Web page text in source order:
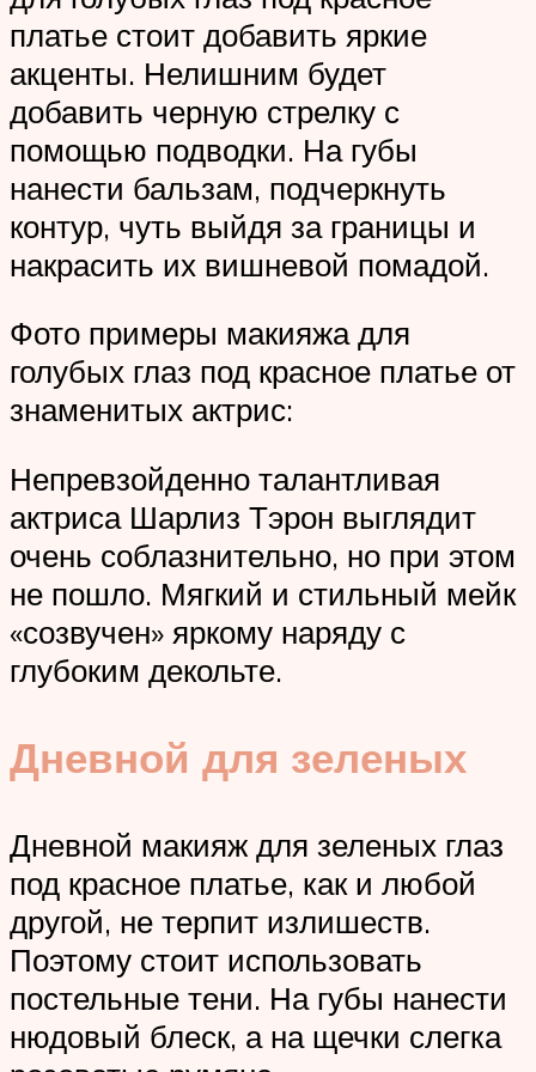
платье стоит добавить яркие
акценты. Нелишним будет
добавить черную стрелку с
помощью подводки. На губы
нанести бальзам, подчеркнуть
контур, чуть выйдя за границы и
накрасить их вишневой помадой.
Фото примеры макияжа для
голубых глаз под красное платье от
знаменитых актрис:
Непревзойденно талантливая
актриса Шарлиз Тэрон выглядит
очень соблазнительно, но при этом
не пошло. Мягкий и стильный мейк
«созвучен» яркому наряду с
глубоким декольте.
Дневной для зеленых
Дневной макияж для зеленых глаз
под красное платье, как и любой
другой, не терпит излишеств.
Поэтому стоит использовать
постельные тени. На губы нанести
нюдовый блеск, а на щечки слегка